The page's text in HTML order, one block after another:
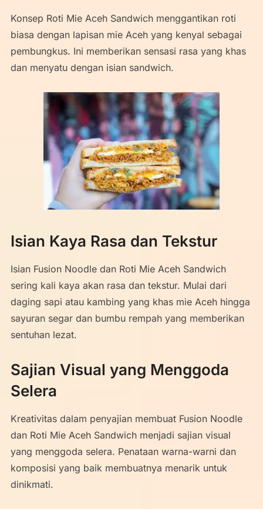
Konsep Roti Mie Aceh Sandwich menggantikan roti
biasa dengan lapisan mie Aceh yang kenyal sebagai
pembungkus. Ini memberikan sensasi rasa yang khas
dan menyatu dengan isian sandwich.
Isian Kaya Rasa dan Tekstur
Isian Fusion Noodle dan Roti Mie Aceh Sandwich
sering kali kaya akan rasa dan tekstur. Mulai dari
daging sapi atau kambing yang khas mie Aceh hingga
sayuran segar dan bumbu rempah yang memberikan
sentuhan lezat.
Sajian Visual yang Menggoda
Selera
Kreativitas dalam penyajian membuat Fusion Noodle
dan Roti Mie Aceh Sandwich menjadi sajian visual
yang menggoda selera. Penataan warna-warni dan
komposisi yang baik membuatnya menarik untuk
dinikmati.